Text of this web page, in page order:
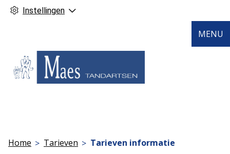
Instellingen
MENU
Home Tarieven Tarieven informatie